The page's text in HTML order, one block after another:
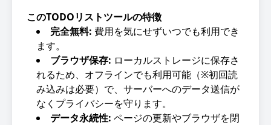
このTODOリストツールの特徴
完全無料: 費用を気にせずいつでも利用でき
ます。
ブラウザ保存: ローカルストレージに保存さ
れるため、オフラインでも利用可能（※初回読
み込みは必要）で、サーバーへのデータ送信が
なくプライバシーを守ります。
データ永続性: ページの更新やブラウザを閉